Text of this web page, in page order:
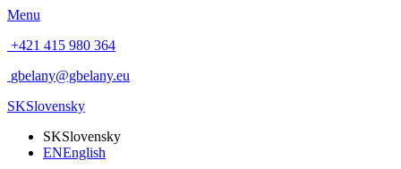
Menu
+421 415 980 364
gbelany@gbelany.eu
SKSlovensky
SKSlovensky
ENEnglish